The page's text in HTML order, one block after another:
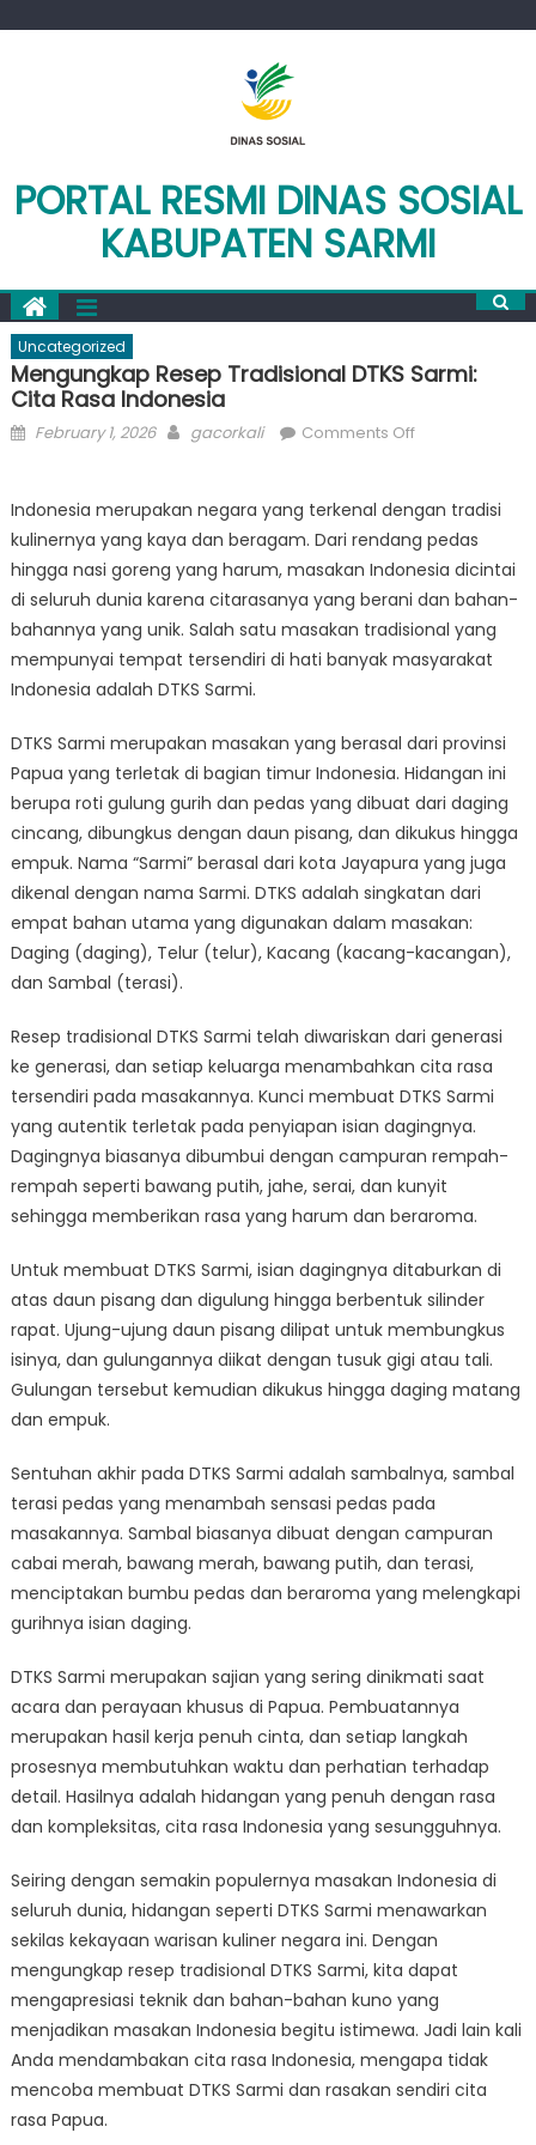
PORTAL RESMI DINAS SOSIAL
KABUPATEN SARMI
Uncategorized
Mengungkap Resep Tradisional DTKS Sarmi:
Cita Rasa Indonesia
Posted
February 1, 2026 Author
gacorkali Comments Offon
Tradisional
DTKS
Sarmi:
Cita
Rasa
Indonesia
Indonesia merupakan negara yang terkenal dengan tradisi
kulinernya yang kaya dan beragam. Dari rendang pedas
hingga nasi goreng yang harum, masakan Indonesia dicintai
di seluruh dunia karena citarasanya yang berani dan bahan-
bahannya yang unik. Salah satu masakan tradisional yang
mempunyai tempat tersendiri di hati banyak masyarakat
Indonesia adalah DTKS Sarmi.
DTKS Sarmi merupakan masakan yang berasal dari provinsi
Papua yang terletak di bagian timur Indonesia. Hidangan ini
berupa roti gulung gurih dan pedas yang dibuat dari daging
cincang, dibungkus dengan daun pisang, dan dikukus hingga
empuk. Nama “Sarmi” berasal dari kota Jayapura yang juga
dikenal dengan nama Sarmi. DTKS adalah singkatan dari
empat bahan utama yang digunakan dalam masakan:
Daging (daging), Telur (telur), Kacang (kacang-kacangan),
dan Sambal (terasi).
Resep tradisional DTKS Sarmi telah diwariskan dari generasi
ke generasi, dan setiap keluarga menambahkan cita rasa
tersendiri pada masakannya. Kunci membuat DTKS Sarmi
yang autentik terletak pada penyiapan isian dagingnya.
Dagingnya biasanya dibumbui dengan campuran rempah-
rempah seperti bawang putih, jahe, serai, dan kunyit
sehingga memberikan rasa yang harum dan beraroma.
Untuk membuat DTKS Sarmi, isian dagingnya ditaburkan di
atas daun pisang dan digulung hingga berbentuk silinder
rapat. Ujung-ujung daun pisang dilipat untuk membungkus
isinya, dan gulungannya diikat dengan tusuk gigi atau tali.
Gulungan tersebut kemudian dikukus hingga daging matang
dan empuk.
Sentuhan akhir pada DTKS Sarmi adalah sambalnya, sambal
terasi pedas yang menambah sensasi pedas pada
masakannya. Sambal biasanya dibuat dengan campuran
cabai merah, bawang merah, bawang putih, dan terasi,
menciptakan bumbu pedas dan beraroma yang melengkapi
gurihnya isian daging.
DTKS Sarmi merupakan sajian yang sering dinikmati saat
acara dan perayaan khusus di Papua. Pembuatannya
merupakan hasil kerja penuh cinta, dan setiap langkah
prosesnya membutuhkan waktu dan perhatian terhadap
detail. Hasilnya adalah hidangan yang penuh dengan rasa
dan kompleksitas, cita rasa Indonesia yang sesungguhnya.
Seiring dengan semakin populernya masakan Indonesia di
seluruh dunia, hidangan seperti DTKS Sarmi menawarkan
sekilas kekayaan warisan kuliner negara ini. Dengan
mengungkap resep tradisional DTKS Sarmi, kita dapat
mengapresiasi teknik dan bahan-bahan kuno yang
menjadikan masakan Indonesia begitu istimewa. Jadi lain kali
Anda mendambakan cita rasa Indonesia, mengapa tidak
mencoba membuat DTKS Sarmi dan rasakan sendiri cita
rasa Papua.